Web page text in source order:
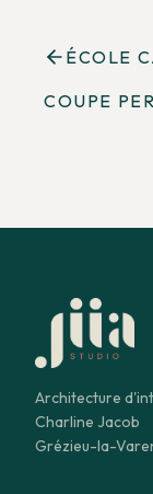
ÉCOLE
COUPE
Architecture
Charline Jacob
Grézieu-la-